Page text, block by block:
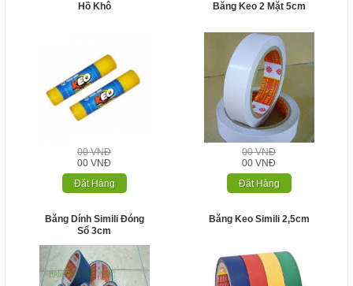
Hồ Khô
00 VNĐ
00 VNĐ
Đặt Hàng
Băng Keo 2 Mặt 5cm
00 VNĐ
00 VNĐ
Đặt Hàng
Băng Dính Simili Đóng
Sổ 3cm
Băng Keo Simili 2,5cm